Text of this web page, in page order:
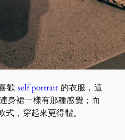
歡self portrait 的衣服，這
身裙一樣有那種感覺；而
式，穿起來更得體。